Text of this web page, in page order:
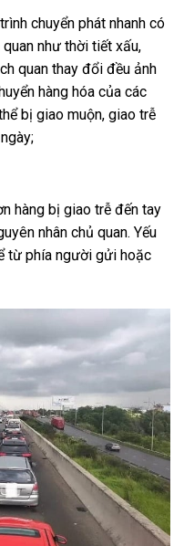
chuyển phát nhanh có
như thời tiết xấu,
quan thay đổi đều ảnh
hàng hóa của các
bị giao muộn, giao trễ
hàng bị giao trễ đến tay
nhân chủ quan. Yếu
từ phía người gửi hoặc